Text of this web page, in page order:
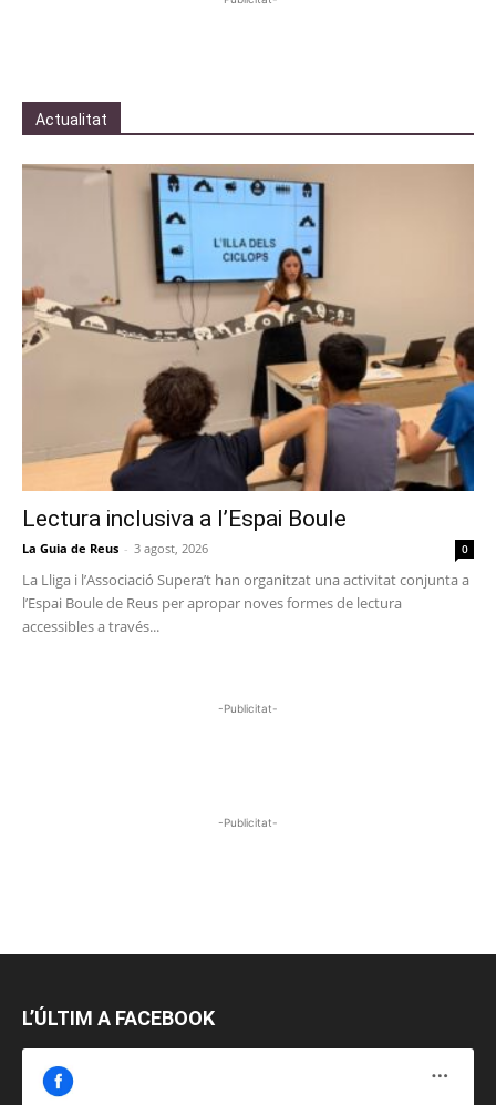
Actualitat
Lectura inclusiva a l’Espai Boule
La Guia de Reus - 3 agost, 2026 0
La Lliga i l’Associació Supera’t han organitzat una activitat conjunta a
l’Espai Boule de Reus per apropar noves formes de lectura
accessibles a través...
-Publicitat-
-Publicitat-
L’ÚLTIM A FACEBOOK